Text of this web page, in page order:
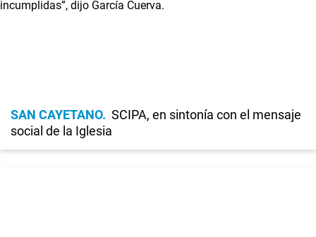
SAN CAYETANO
SCIPA, en sintonía con el mensaje
social de la Iglesia